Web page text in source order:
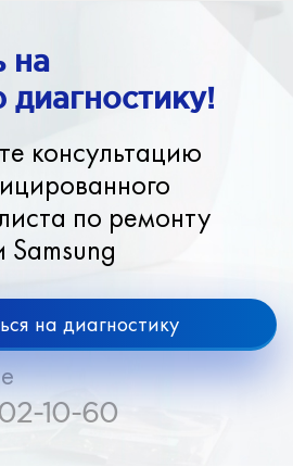
на
диагностику!
консультацию
по ремонту
Samsung
на диагностику
10-60